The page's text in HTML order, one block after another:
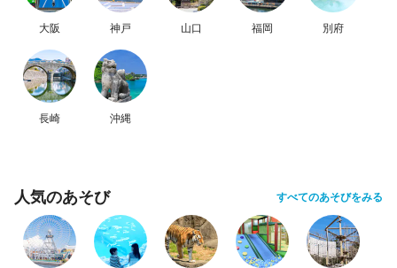
大阪 神戸 山口 福岡 別府
長崎 沖縄
人気のあそび すべてのあそびをみる